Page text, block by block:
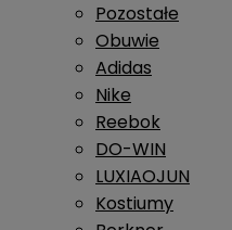
Pozostałe
Obuwie
Adidas
Nike
Reebok
DO-WIN
LUXIAOJUN
Kostiumy